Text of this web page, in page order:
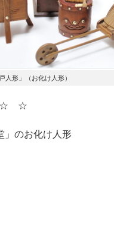
人形」（お化け人形）
☆
」のお化け人形